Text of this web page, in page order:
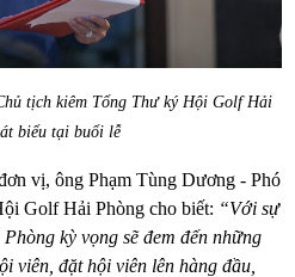
tịch kiêm Tổng Thư ký Hội Golf Hải
biểu tại buổi lễ
vị, ông Phạm Tùng Dương - Phó
Golf Hải Phòng cho biết: “Với sự
kỳ vọng sẽ đem đến những
viên, đặt hội viên lên hàng đầu,